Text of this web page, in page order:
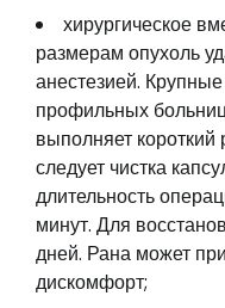
хирургическое
размерам опухоль
анестезией.
профильных
выполняет
следует чистка
длительность
минут. Для
дней. Рана может
дискомфорт;